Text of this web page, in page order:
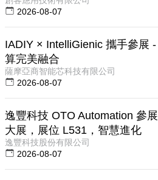
2026-08-07
IADIY × IntelliGienic 攜手參展
算完美融合
薩摩亞商智能芯科技有限公司
2026-08-07
逸豐科技 OTO Automation 參
大展，展位 L531，智慧進化
逸豐科技股份有限公司
2026-08-07